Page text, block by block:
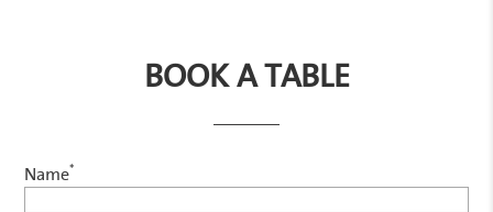
BOOK A TABLE
Name*